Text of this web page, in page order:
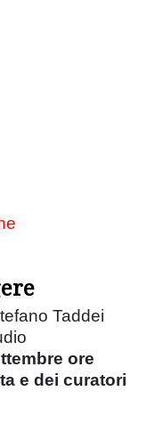
Taddei
ore
e dei curatori